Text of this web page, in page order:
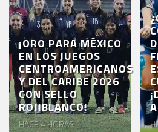
¡ORO PARA MÉXICO
EN LOS JUEGOS
CENTROAMERICANOS
Y DEL CARIBE 2026
CON SELLO
ROJIBLANCO!
HACE 4 HORAS